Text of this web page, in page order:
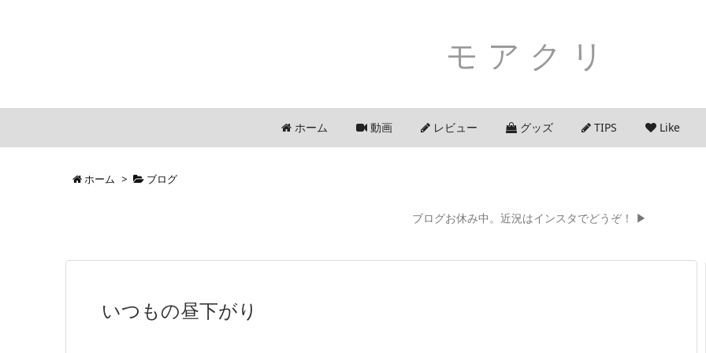
モアクリ
ホーム 動画 レビュー グッズ TIPS Like
ホーム > ブログ
ブログお休み中。近況はインスタでどうぞ！ ▶
いつもの昼下がり